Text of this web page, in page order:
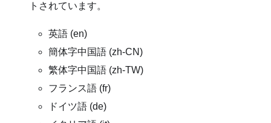
トされています。
英語 (en)
簡体字中国語 (zh-CN)
繁体字中国語 (zh-TW)
フランス語 (fr)
ドイツ語 (de)